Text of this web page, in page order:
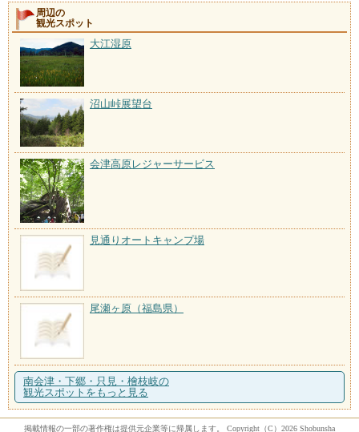
周辺の
観光スポット
大江湿原
沼山峠展望台
会津高原レジャーサービス
見通りオートキャンプ場
尾瀬ヶ原（福島県）
南会津・下郷・只見・檜枝岐の
観光スポットをもっと見る
掲載情報の一部の著作権は提供元企業等に帰属します。 Copyright（C）2026 Shobunsha